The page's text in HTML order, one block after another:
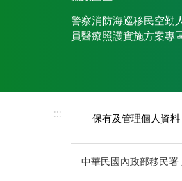
警察消防海巡移民空勤
員醫療照護實施方案專
:::
保有及管理個人資料
中華民國內政部移民